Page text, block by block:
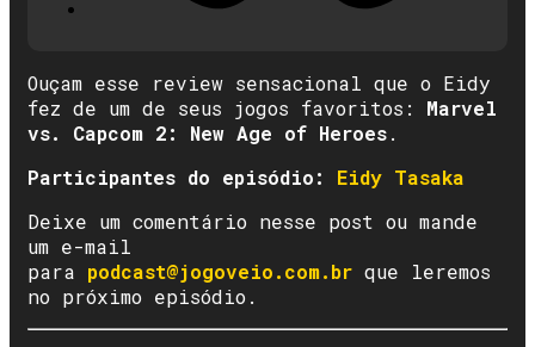
Ouçam esse review sensacional que o Eidy
fez de um de seus jogos favoritos: Marvel
vs. Capcom 2: New Age of Heroes.
Participantes do episódio: Eidy Tasaka
Deixe um comentário nesse post ou mande
um e-mail
para podcast@jogoveio.com.br que leremos
no próximo episódio.